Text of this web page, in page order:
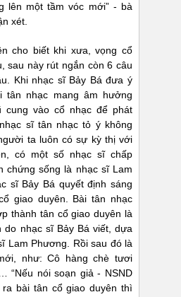
lên một tầm vóc mới” - bà
xét.
cho biết khi xưa, vọng cổ
sau này rút ngắn còn 6 câu
Khi nhạc sĩ Bảy Bá đưa ý
tân nhạc mang âm hưởng
cung vào cổ nhạc để phát
sĩ tân nhạc tỏ ý không
ta luôn có sự kỳ thị với
có một số nhạc sĩ chấp
chứng sống là nhạc sĩ Lam
sĩ Bảy Bá quyết định sáng
giao duyên. Bài tân nhạc
thành tân cổ giao duyên là
do nhạc sĩ Bảy Bá viết, dựa
Lam Phương. Rồi sau đó là
như: Cô hàng chè tươi
“Nếu nói soạn giả - NSND
bài tân cổ giao duyên thì